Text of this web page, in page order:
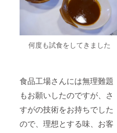
何度も試食をしてきました
食品工場さんには無理難題
もお願いしたのですが、さ
すがの技術をお持ちでした
ので、理想とする味、お客